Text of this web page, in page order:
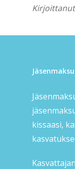
Kirjoittanut
kissaasi,